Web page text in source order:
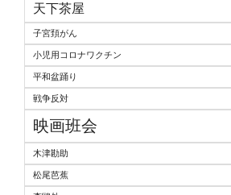
天下茶屋
子宮頚がん
小児用コロナワクチン
平和盆踊り
戦争反対
映画班会
木津勘助
松尾芭蕉